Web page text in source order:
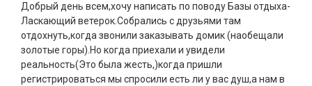
Добрый день всем,хочу написать по поводу Базы отдыха-
Ласкающий ветерок.Собрались с друзьями там
отдохнуть,когда звонили заказывать домик (наобещали
золотые горы).Но когда приехали и увидели
реальность(Это была жесть,)когда пришли
регистрироваться мы спросили есть ли у вас душ,а нам в